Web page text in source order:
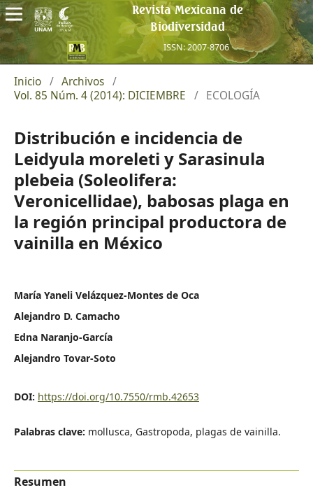
Revista Mexicana de
Biodiversidad
ISSN: 2007-8706
Inicio / Archivos /
Vol. 85 Núm. 4 (2014): DICIEMBRE
/ ECOLOGÍA
Distribución e incidencia de
Leidyula moreleti y Sarasinula
plebeia (Soleolifera:
Veronicellidae), babosas plaga en
la región principal productora de
vainilla en México
María Yaneli Velázquez-Montes de Oca
Alejandro D. Camacho
Edna Naranjo-García
Alejandro Tovar-Soto
DOI: https://doi.org/10.7550/rmb.42653
Palabras clave: mollusca, Gastropoda, plagas de vainilla.
Resumen